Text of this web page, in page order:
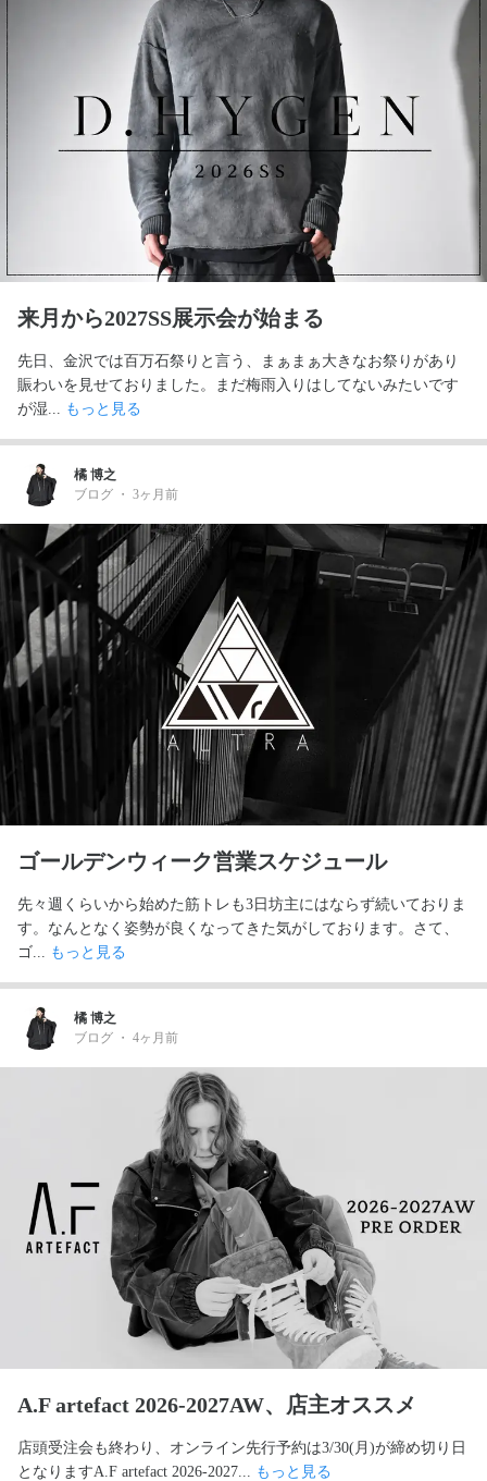
来月から2027SS展示会が始まる
先日、金沢では百万石祭りと言う、まぁまぁ大きなお祭りがあり
賑わいを見せておりました。まだ梅雨入りはしてないみたいです
が湿...
もっと見る
橘 博之
ブログ ・ 3ヶ月前
ゴールデンウィーク営業スケジュール
先々週くらいから始めた筋トレも3日坊主にはならず続いておりま
す。なんとなく姿勢が良くなってきた気がしております。さて、
ゴ... もっと見る
橘 博之
ブログ ・ 4ヶ月前
A.F artefact 2026-2027AW、店主オススメ
店頭受注会も終わり、オンライン先行予約は3/30(月)が締め切り日
となりますA.F artefact 2026-2027... もっと見る